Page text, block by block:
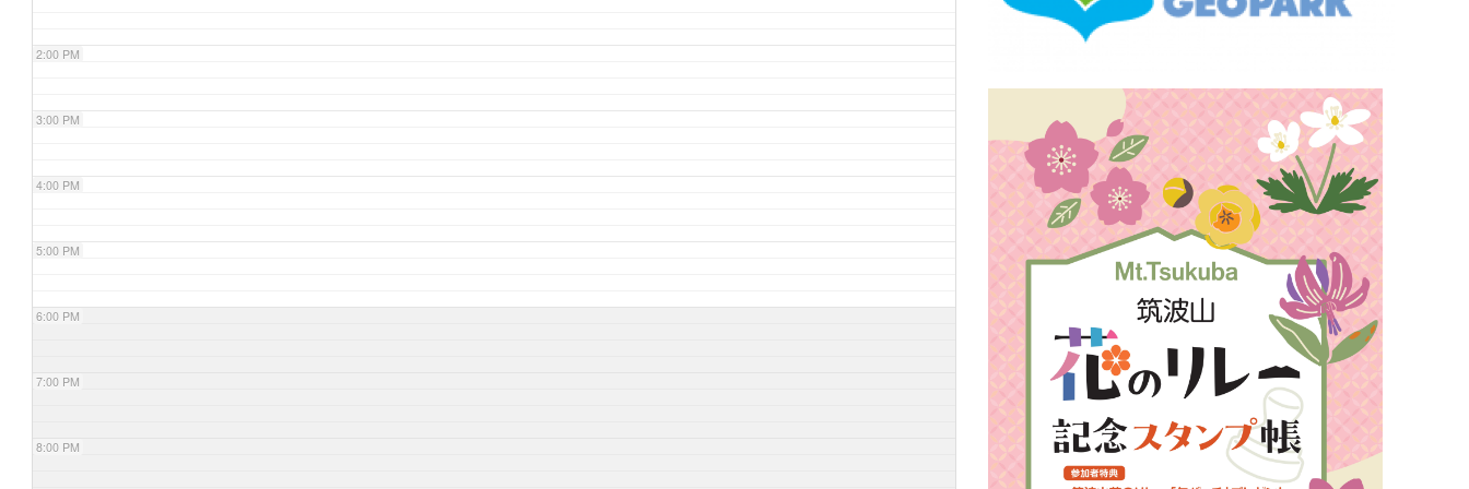
2:00 PM
3:00 PM
4:00 PM
5:00 PM
6:00 PM
7:00 PM
8:00 PM